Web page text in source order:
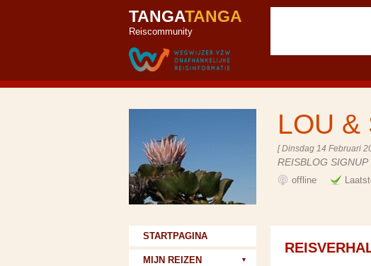
TANGATANGA
Reiscommunity
LOU &
[ Dinsdag 14 Februari
REISBLOG SIGNUP
offline
STARTPAGINA
MIJN REIZEN